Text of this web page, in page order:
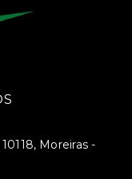
Moreiras -